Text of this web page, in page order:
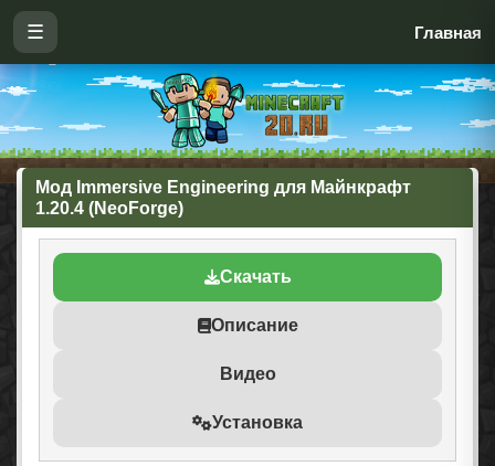
☰ Главная
Мод Immersive Engineering для Майнкрафт
1.20.4 (NeoForge)
Скачать
Описание
Видео
Установка